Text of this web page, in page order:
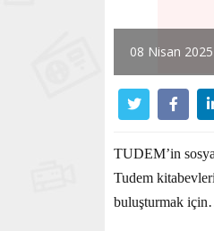
08 Nisan
TUDEM’in
Tudem
buluşturmak